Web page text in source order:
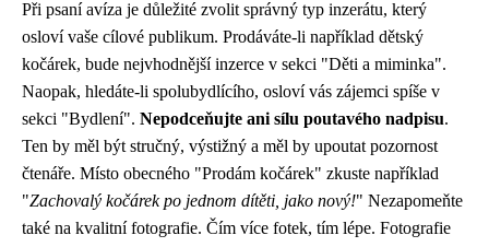
Při psaní avíza je důležité zvolit správný typ inzerátu, který
osloví vaše cílové publikum. Prodáváte-li například dětský
kočárek, bude nejvhodnější inzerce v sekci "Děti a miminka".
Naopak, hledáte-li spolubydlícího, osloví vás zájemci spíše v
sekci "Bydlení". Nepodceňujte ani sílu poutavého nadpisu.
Ten by měl být stručný, výstižný a měl by upoutat pozornost
čtenáře. Místo obecného "Prodám kočárek" zkuste například
"Zachovalý kočárek po jednom dítěti, jako nový!" Nezapomeňte
také na kvalitní fotografie. Čím více fotek, tím lépe. Fotografie